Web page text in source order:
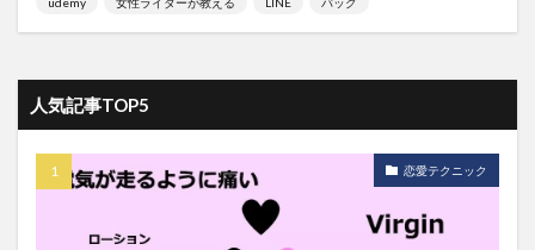
udemy 女性ライターが教える LINE バッグ
人気記事TOP5
恋愛テクニック